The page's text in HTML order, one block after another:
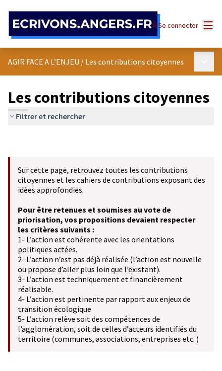
Se connecter
AGIR FACE A L’ENJEU / Les contributions citoyennes
Les contributions citoyennes
Filtrer et rechercher
Sur cette page, retrouvez toutes les contributions
citoyennes et les cahiers de contributions exposant des
idées approfondies.
Pour être retenues et soumises au vote de
priorisation, vos propositions devaient respecter
les critères suivants :
1- L’action est cohérente avec les orientations
politiques actées.
2- L’action n’est pas déjà réalisée (l’action est nouvelle
ou propose d’aller plus loin que l’existant).
3- L’action est techniquement et financièrement
réalisable.
4- L’action est pertinente par rapport aux enjeux de
transition écologique
5- L’action relève soit des compétences de
l’agglomération, soit de celles d’acteurs identifiés du
territoire (communes, associations, entreprises etc. )